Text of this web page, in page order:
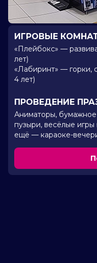
ИГРОВЫЕ
«Плейбокс» —
лет)
«Лабиринт» — горки,
4 лет)
ПРОВЕДЕНИЕ
Аниматоры,
пузыри, весёлые
ещё — караоке-